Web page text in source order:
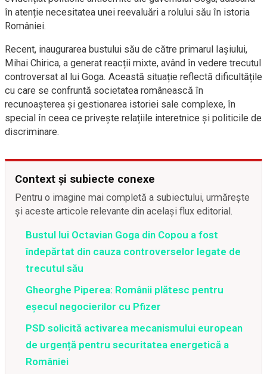
în atenție necesitatea unei reevaluări a rolului său în istoria
României.
Recent, inaugurarea bustului său de către primarul Iașiului,
Mihai Chirica, a generat reacții mixte, având în vedere trecutul
controversat al lui Goga. Această situație reflectă dificultățile
cu care se confruntă societatea românească în
recunoașterea și gestionarea istoriei sale complexe, în
special în ceea ce privește relațiile interetnice și politicile de
discriminare.
Context și subiecte conexe
Pentru o imagine mai completă a subiectului, urmărește
și aceste articole relevante din același flux editorial.
Bustul lui Octavian Goga din Copou a fost
îndepărtat din cauza controverselor legate de
trecutul său
Gheorghe Piperea: Românii plătesc pentru
eșecul negocierilor cu Pfizer
PSD solicită activarea mecanismului european
de urgență pentru securitatea energetică a
României